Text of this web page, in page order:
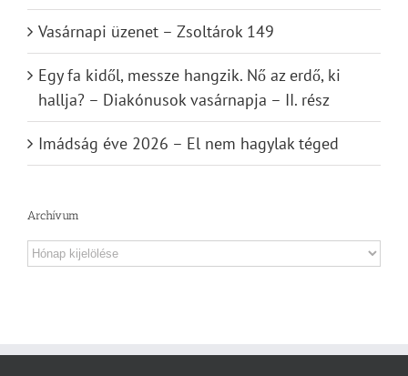
Vasárnapi üzenet – Zsoltárok 149
Egy fa kidől, messze hangzik. Nő az erdő, ki
hallja? – Diakónusok vasárnapja – II. rész
Imádság éve 2026 – El nem hagylak téged
Archívum
Archívum